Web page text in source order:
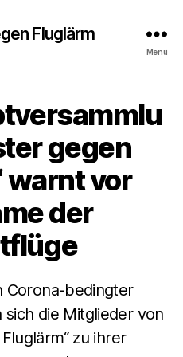
Fluglärm
Menü
gegen
warnt vor
der
Corona-bedingter
die Mitglieder von
zu ihrer
V